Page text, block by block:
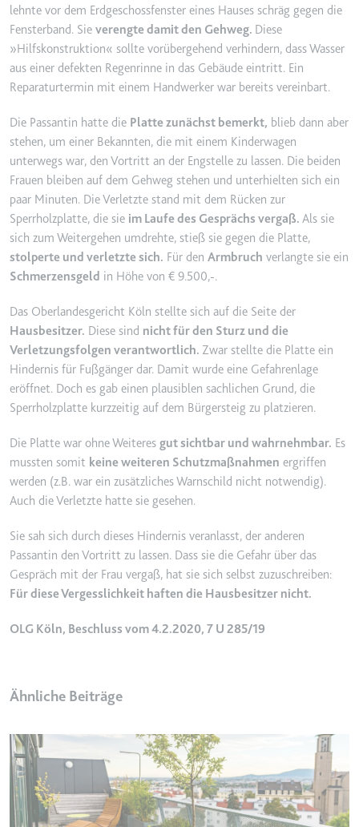
Google Analytics über das Gerät
und das Verhalten des Besuchers
zu senden. Erfasst den Besucher
über Geräte und Marketingkanäle
Ablauf:
Typ:
HTTP-Cookie
_ga_#
Anbieter:
smartlaw.de
Zweck:
Wird verwendet, um Daten zu
Google Analytics über das Gerät
zu senden. Erfasst den Besucher
über Geräte und Marketingkanäle
hinweg.
Ablauf:
2 Jahre
Typ:
HTTP-Cookie
_gcl_au
Anbieter:
smartlaw.de
Zweck:
Wird verwendet, um die Effizienz
zu messen, indem Daten über die
Conversion-Rate der Anzeigen der
Website über mehrere Websites
hinweg gesammelt werden.
_gcl_ls
Verfolgt die Konversionsrate
zwischen dem Nutzer und den
Werbebannern auf der Website -
Dies dient der Optimierung der
Relevanz der Werbung auf der
YouTube-Videos zu schätzen.
Ablauf:
180 Tage
Typ:
HTTP-Cookie
YSC
Anbieter:
youtube.com
Zweck:
Registriert eine eindeutige ID, um
Statistiken der Videos von
YouTube, die der Benutzer
gesehen hat, zu behalten.
Ablauf:
Sitzung
Typ:
HTTP-Cookie
lehnte vor dem Erdgeschossfenster eines Hauses schräg gegen die
Fensterband. Sie verengte damit den Gehweg. Diese
»Hilfskonstruktion« sollte vorübergehend verhindern, dass Wasser
aus einer defekten Regenrinne in das Gebäude eintritt. Ein
Reparaturtermin mit einem Handwerker war bereits vereinbart.
Die Passantin hatte die Platte zunächst bemerkt, blieb dann aber
stehen, um einer Bekannten, die mit einem Kinderwagen
unterwegs war, den Vortritt an der Engstelle zu lassen. Die beiden
Frauen bleiben auf dem Gehweg stehen und unterhielten sich ein
paar Minuten. Die Verletzte stand mit dem Rücken zur
Sperrholzplatte, die sie im Laufe des Gesprächs vergaß. Als sie
sich zum Weitergehen umdrehte, stieß sie gegen die Platte,
stolperte und verletzte sich. Für den Armbruch verlangte sie ein
Schmerzensgeld in Höhe von € 9.500,-.
Das Oberlandesgericht Köln stellte sich auf die Seite der
Hausbesitzer. Diese sind nicht für den Sturz und die
Verletzungsfolgen verantwortlich. Zwar stellte die Platte ein
Hindernis für Fußgänger dar. Damit wurde eine Gefahrenlage
eröffnet. Doch es gab einen plausiblen sachlichen Grund, die
Sperrholzplatte kurzzeitig auf dem Bürgersteig zu platzieren.
Die Platte war ohne Weiteres gut sichtbar und wahrnehmbar. Es
mussten somit keine weiteren Schutzmaßnahmen ergriffen
werden (z.B. war ein zusätzliches Warnschild nicht notwendig).
Auch die Verletzte hatte sie gesehen.
Sie sah sich durch dieses Hindernis veranlasst, der anderen
Passantin den Vortritt zu lassen. Dass sie die Gefahr über das
Gespräch mit der Frau vergaß, hat sie sich selbst zuzuschreiben:
Für diese Vergesslichkeit haften die Hausbesitzer nicht.
OLG Köln, Beschluss vom 4.2.2020, 7 U 285/19
Ähnliche Beiträge